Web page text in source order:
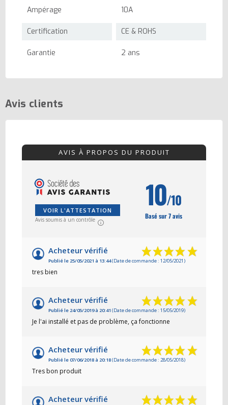
Ampérage 10A
Certification CE & ROHS
Garantie 2 ans
Avis clients
AVIS À PROPOS DU PRODUIT
VOIR L'ATTESTATION
Avis soumis à un contrôle
10/10
Basé sur 7 avis
Acheteur vérifié
Publié le 25/05/2021 à 13:44(Date de commande : 12/05/2021)
tres bien
Acheteur vérifié
Publié le 24/05/2019 à 20:41 (Date de commande : 15/05/2019)
Je l'ai installé et pas de problème, ça fonctionne
Acheteur vérifié
Publié le 07/06/2018 à 20:18(Date de commande : 28/05/2018)
Tres bon produit
Acheteur vérifié